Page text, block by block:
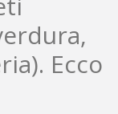
Ecco